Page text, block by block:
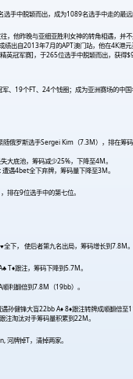
手中脱颖而出，成为1089名选手中走的
，他昨晚与亚细亚胜利女神的转角相遇，并
出自2013年7月的APT澳门站，他在4K港
冠军赛]，于265位选手中脱颖而出，获得
、19个FT、24个钱圈；成为亚洲赛场的中国
俄罗斯选手Sergei Kim（7.3M），排在筹
大底池，筹码减少25%，下降至4M。
遇4bet全下弃牌，筹码量下降至3M。
在9位选手中的第七位。
下， 使后者第九名出局，筹码增长到7.8M。
T♦跟注，筹码下降到5.7M。
利翻倍到7.8M（19bb）。
孙健锋大盲22bb A♦ 8♦跟注转牌成顺翻倍至
淘汰对手筹码量积累到22M。
河牌掉T，清掉两家。